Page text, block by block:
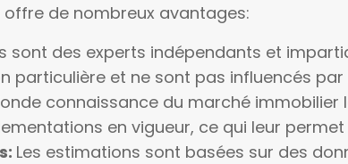
de nombreux avantages:
sont des experts indépendants et
particulière et ne sont pas influencés
connaissance du marché immobilier
en vigueur, ce qui leur
Les estimations sont basées sur des